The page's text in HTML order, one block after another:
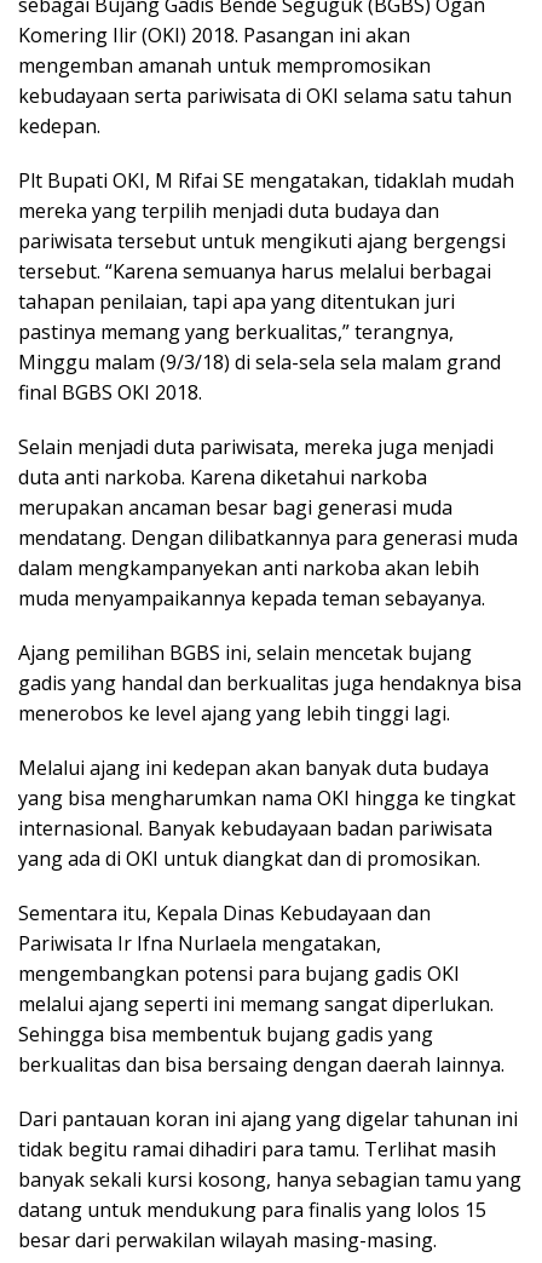
Komering Ilir (OKI) 2018. Pasangan ini akan
mengemban amanah untuk mempromosikan
kebudayaan serta pariwisata di OKI selama satu tahun
kedepan.
Plt Bupati OKI, M Rifai SE mengatakan, tidaklah mudah
mereka yang terpilih menjadi duta budaya dan
pariwisata tersebut untuk mengikuti ajang bergengsi
tersebut. “Karena semuanya harus melalui berbagai
tahapan penilaian, tapi apa yang ditentukan juri
pastinya memang yang berkualitas,” terangnya,
Minggu malam (9/3/18) di sela-sela sela malam grand
final BGBS OKI 2018.
Selain menjadi duta pariwisata, mereka juga menjadi
duta anti narkoba. Karena diketahui narkoba
merupakan ancaman besar bagi generasi muda
mendatang. Dengan dilibatkannya para generasi muda
dalam mengkampanyekan anti narkoba akan lebih
muda menyampaikannya kepada teman sebayanya.
Ajang pemilihan BGBS ini, selain mencetak bujang
gadis yang handal dan berkualitas juga hendaknya bisa
menerobos ke level ajang yang lebih tinggi lagi.
Melalui ajang ini kedepan akan banyak duta budaya
yang bisa mengharumkan nama OKI hingga ke tingkat
internasional. Banyak kebudayaan badan pariwisata
yang ada di OKI untuk diangkat dan di promosikan.
Sementara itu, Kepala Dinas Kebudayaan dan
Pariwisata Ir Ifna Nurlaela mengatakan,
mengembangkan potensi para bujang gadis OKI
melalui ajang seperti ini memang sangat diperlukan.
Sehingga bisa membentuk bujang gadis yang
berkualitas dan bisa bersaing dengan daerah lainnya.
Dari pantauan koran ini ajang yang digelar tahunan ini
tidak begitu ramai dihadiri para tamu. Terlihat masih
banyak sekali kursi kosong, hanya sebagian tamu yang
datang untuk mendukung para finalis yang lolos 15
besar dari perwakilan wilayah masing-masing.